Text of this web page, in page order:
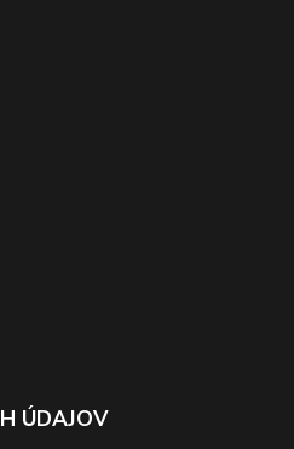
ÚDAJOV